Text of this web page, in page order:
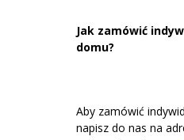
Jak zamówić
domu?
Aby zamówić
napisz do nas na